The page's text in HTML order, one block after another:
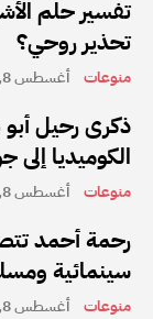
تفسير حلم
تحذير روحي؟
منوعات أغسطس 8, 2026
ذكرى رحيل
الكوميديا إلى
منوعات أغسطس 8, 2026
سينمائية
منوعات أغسطس 8, 2026